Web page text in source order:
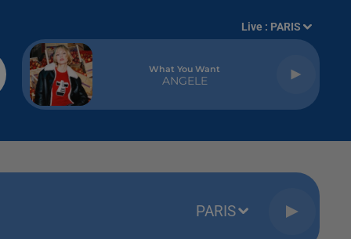
Live : PARIS
What You Want
ANGELE
PARIS